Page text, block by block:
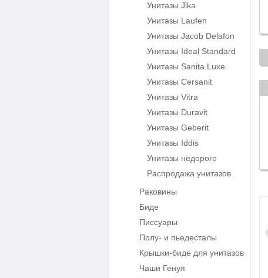
Унитазы Jika
Унитазы Laufen
Унитазы Jacob Delafon
Унитазы Ideal Standard
Унитазы Sanita Luxe
Унитазы Cersanit
Унитазы Vitra
Унитазы Duravit
Унитазы Geberit
Унитазы Iddis
Унитазы недорого
Распродажа унитазов
Раковины
Биде
Писсуары
Полу- и пьедесталы
Крышки-биде для унитазов
Чаши Генуя